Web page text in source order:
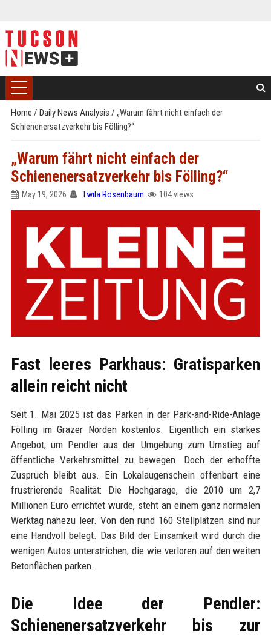
Home / Daily News Analysis / „Warum fährt nicht einfach der
Schienenersatzverkehr bis Fölling?“
„Warum fährt nicht einfach der
Schienenersatzverkehr bis Fölling?“
May 19, 2026 Twila Rosenbaum 104 views
Fast leeres Parkhaus: Gratisparken
allein reicht nicht
Seit 1. Mai 2025 ist das Parken in der Park-and-Ride-Anlage
Fölling im Grazer Norden kostenlos. Eigentlich ein starkes
Angebot, um Pendler aus der Umgebung zum Umstieg auf
öffentliche Verkehrsmittel zu bewegen. Doch der erhoffte
Zuspruch bleibt aus. Ein Lokalaugenschein offenbart eine
frustrierende Realität: Die Hochgarage, die 2010 um 2,7
Millionen Euro errichtet wurde, steht an einem ganz normalen
Werktag nahezu leer. Von den rund 160 Stellplätzen sind nur
eine Handvoll belegt. Das Bild der Einsamkeit wird durch die
wenigen Autos unterstrichen, die wie verloren auf den weiten
Betonflächen parken.
Die Idee der Pendler:
Schienenersatzverkehr bis zur